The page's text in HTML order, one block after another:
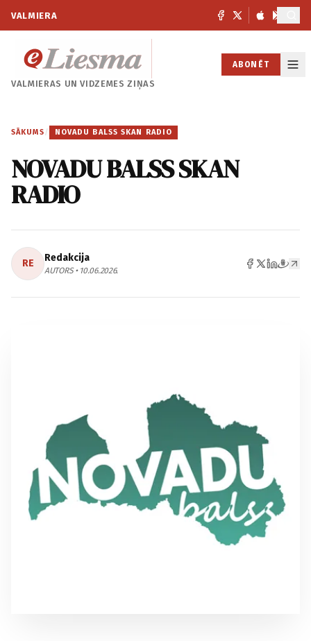
VALMIERA
VALMIERAS UNVIDZEMES ZIŅAS
ABONĒT
SĀKUMS / NOVADU BALSS SKAN RADIO
NOVADU BALSS SKAN
RADIO
RE Redakcija
AUTORS • 10.06.2026.